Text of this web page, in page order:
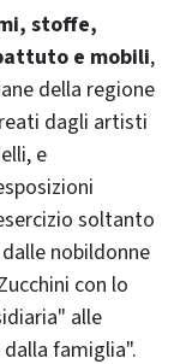
stoffe,
e mobili,
della regione
dagli artisti
e
soltanto
nobildonne
con lo
alle
famiglia".